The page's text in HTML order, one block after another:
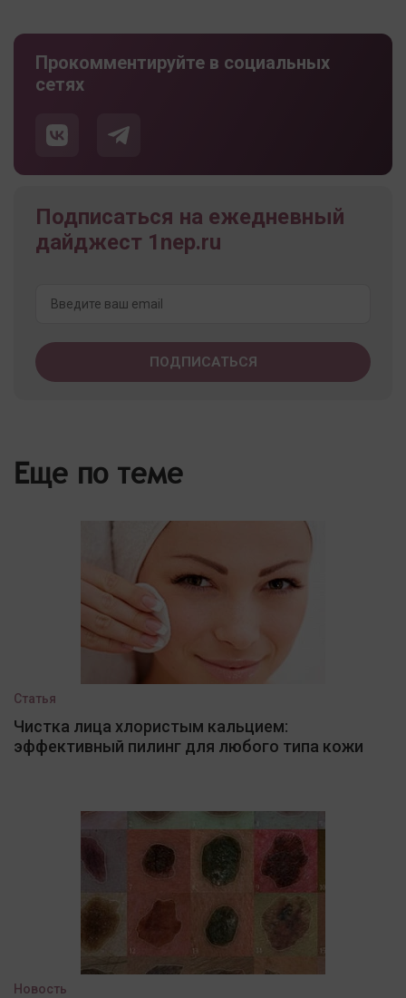
Прокомментируйте в социальных
сетях
Подписаться на ежедневный
дайджест 1nep.ru
Еще по теме
Статья
Чистка лица хлористым кальцием:
эффективный пилинг для любого типа кожи
Новость